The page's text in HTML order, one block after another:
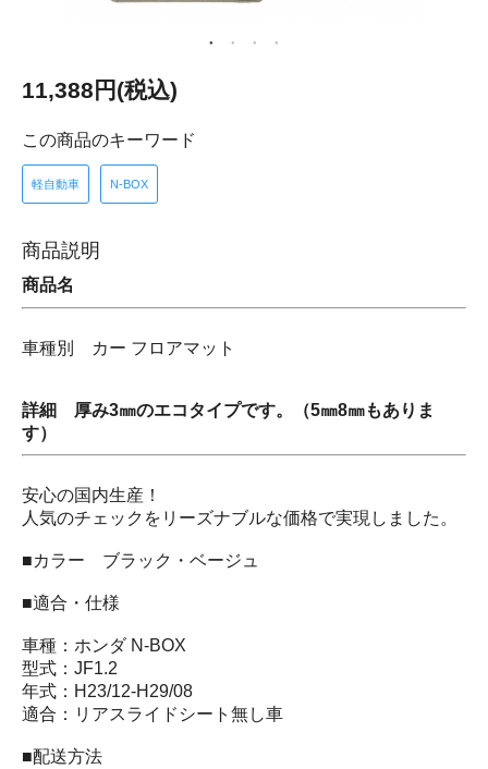
11,388円(税込)
この商品のキーワード
軽自動車 N-BOX
商品説明
商品名
車種別 カー フロアマット
詳細 厚み3㎜のエコタイプです。（5㎜8㎜もありま
す）
安心の国内生産！
人気のチェックをリーズナブルな価格で実現しました。
■カラー ブラック・ベージュ
■適合・仕様
車種：ホンダ N-BOX
型式：JF1.2
年式：H23/12-H29/08
適合：リアスライドシート無し車
■配送方法